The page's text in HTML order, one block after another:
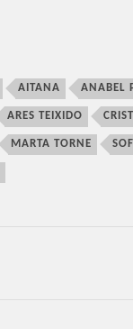
AITANA ANABEL
ARES TEIXIDO
MARTA TORNE